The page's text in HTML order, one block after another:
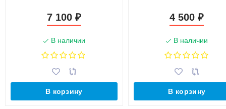
7 100 ₽
В наличии
В корзину
4 500₽
В наличии
В корзину